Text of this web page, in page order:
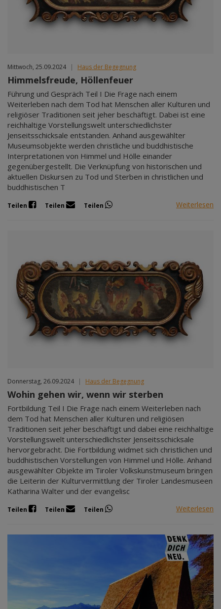
Mittwoch, 25.09.2024 | Haus der Begegnung
Himmelsfreude, Höllenfeuer
Führung und Gespräch Teil I Die Frage nach einem
Weiterleben nach dem Tod hat Menschen aller Kulturen und
religiöser Traditionen seit jeher beschäftigt. Dabei ist eine
reichhaltige Vorstellungswelt unterschiedlichster
Jenseitsschicksale entstanden. Anhand ausgewählter
Museumsobjekte werden christliche und buddhistische
Interpretationen von Himmel und Hölle einander
gegenübergestellt. Die Verknüpfung von historischen und
aktuellen Diskursen zu Tod und Sterben in christlichen und
buddhistischen T
Teilen Teilen Teilen Weiterlesen
Donnerstag, 26.09.2024 | Haus der Begegnung
Wohin gehen wir, wenn wir sterben
Fortbildung Teil I Die Frage nach einem Weiterleben nach
dem Tod hat Menschen aller Kulturen und religiösen
Traditionen seit jeher beschäftigt und dabei eine reichhaltige
Vorstellungswelt unterschiedlichster Jenseitsschicksale
hervorgebracht. Die Fortbildung widmet sich christlichen und
buddhistischen Vorstellungen von Himmel und Hölle. Anhand
ausgewählter Objekte im Tiroler Volkskunstmuseum bringen
die Leiterin der Kulturvermittlung der Tiroler Landesmuseen
Katharina Walter und der evangelisc
Teilen Teilen Teilen Weiterlesen